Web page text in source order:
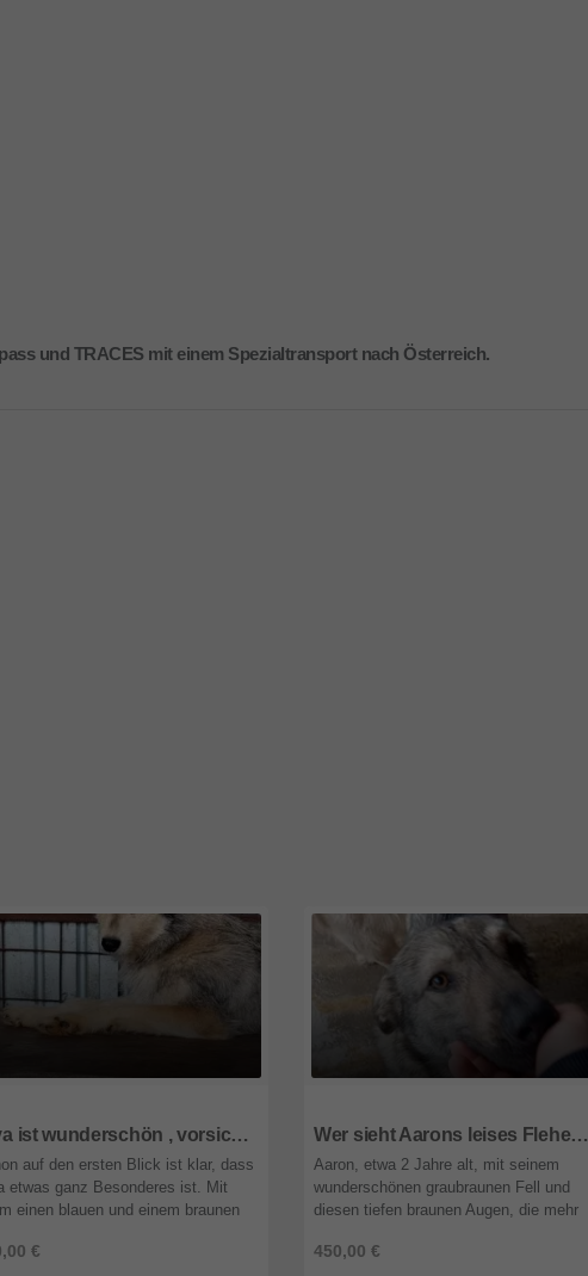
und TRACES mit einem Spezialtransport nach Österreich.
Alva ist wunderschön , vorsichtig und einfach ganz besonders
€
auf den ersten Blick ist klar, dass
etwas ganz Besonderes ist. Mit
einen blauen und einem braunen
wunderschönen schwar ...
Wer sieht Aarons leises Flehen nach Liebe?
450,00 €
Aaron, etwa 2 Jahre alt, mit seinem
wunderschönen graubraunen Fell und
diesen tiefen braunen Augen, die mehr
Augen, in denen Hoffnung liegt… und d